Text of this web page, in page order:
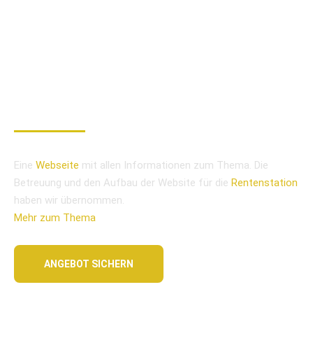
Eine Webseite mit allen Informationen zum Thema. Die
Betreuung und den Aufbau der Website für die Rentenstation
haben wir übernommen.
Mehr zum Thema
ANGEBOT SICHERN